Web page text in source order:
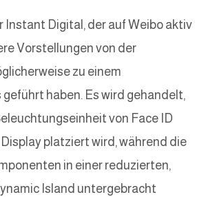
Instant Digital, der auf Weibo aktiv
Vorstellungen von der
zu einem
haben. Es wird gehandelt,
von Face ID
platziert wird, während die
in einer reduzierten,
Island untergebracht